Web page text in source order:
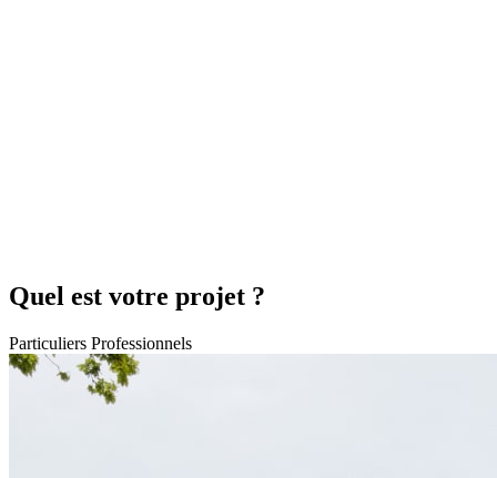
Quel est votre projet ?
Particuliers Professionnels